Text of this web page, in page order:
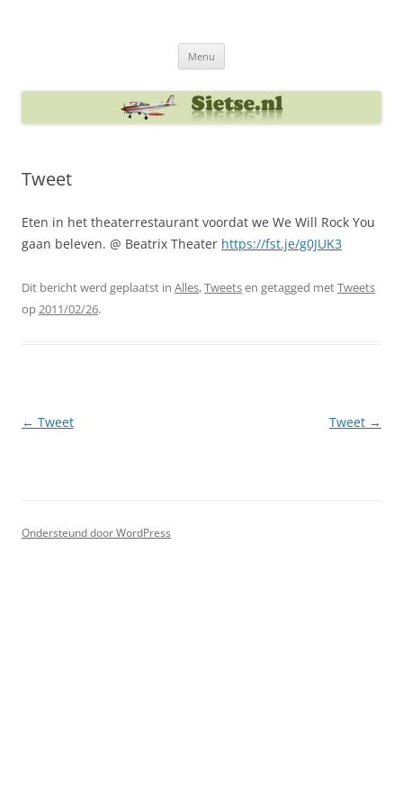
Menu
Tweet
Eten in het theaterrestaurant voordat we We Will Rock You
gaan beleven. @ Beatrix Theater https://fst.je/g0JUK3
Dit bericht werd geplaatst in Alles,Tweetsen getagged metTweets
op2011/02/26.
Berichtnavigatie
← Tweet Tweet →
Ondersteund door WordPress